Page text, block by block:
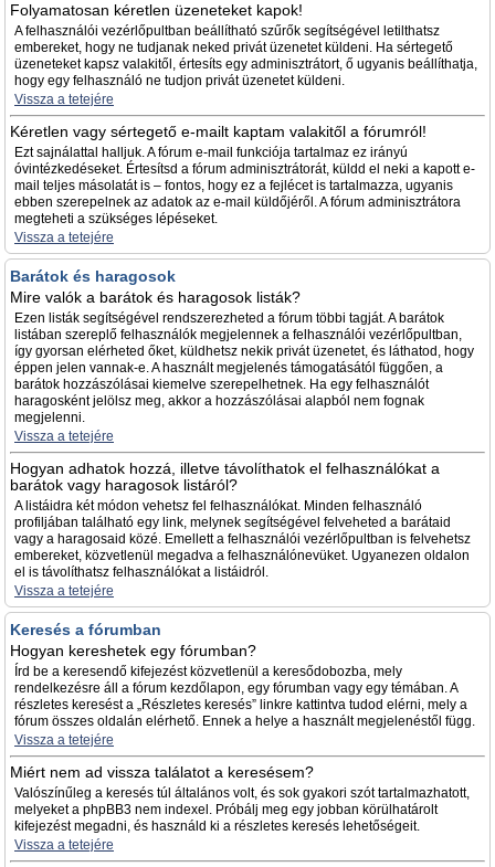
Folyamatosan kéretlen üzeneteket kapok!
A felhasználói vezérlőpultban beállítható szűrők segítségével letilthatsz
embereket, hogy ne tudjanak neked privát üzenetet küldeni. Ha sértegető
üzeneteket kapsz valakitől, értesíts egy adminisztrátort, ő ugyanis beállíthatja,
hogy egy felhasználó ne tudjon privát üzenetet küldeni.
Vissza a tetejére
Kéretlen vagy sértegető e-mailt kaptam valakitől a fórumról!
Ezt sajnálattal halljuk. A fórum e-mail funkciója tartalmaz ez irányú
óvintézkedéseket. Értesítsd a fórum adminisztrátorát, küldd el neki a kapott e-
mail teljes másolatát is – fontos, hogy ez a fejlécet is tartalmazza, ugyanis
ebben szerepelnek az adatok az e-mail küldőjéről. A fórum adminisztrátora
megteheti a szükséges lépéseket.
Vissza a tetejére
Barátok és haragosok
Mire valók a barátok és haragosok listák?
Ezen listák segítségével rendszerezheted a fórum többi tagját. A barátok
listában szereplő felhasználók megjelennek a felhasználói vezérlőpultban,
így gyorsan elérheted őket, küldhetsz nekik privát üzenetet, és láthatod, hogy
éppen jelen vannak-e. A használt megjelenés támogatásától függően, a
barátok hozzászólásai kiemelve szerepelhetnek. Ha egy felhasználót
haragosként jelölsz meg, akkor a hozzászólásai alapból nem fognak
megjelenni.
Vissza a tetejére
Hogyan adhatok hozzá, illetve távolíthatok el felhasználókat a
barátok vagy haragosok listáról?
A listáidra két módon vehetsz fel felhasználókat. Minden felhasználó
profiljában található egy link, melynek segítségével felveheted a barátaid
vagy a haragosaid közé. Emellett a felhasználói vezérlőpultban is felvehetsz
embereket, közvetlenül megadva a felhasználónevüket. Ugyanezen oldalon
el is távolíthatsz felhasználókat a listáidról.
Vissza a tetejére
Keresés a fórumban
Hogyan kereshetek egy fórumban?
Írd be a keresendő kifejezést közvetlenül a keresődobozba, mely
rendelkezésre áll a fórum kezdőlapon, egy fórumban vagy egy témában. A
részletes keresést a „Részletes keresés” linkre kattintva tudod elérni, mely a
fórum összes oldalán elérhető. Ennek a helye a használt megjelenéstől függ.
Vissza a tetejére
Miért nem ad vissza találatot a keresésem?
Valószínűleg a keresés túl általános volt, és sok gyakori szót tartalmazhatott,
melyeket a phpBB3 nem indexel. Próbálj meg egy jobban körülhatárolt
kifejezést megadni, és használd ki a részletes keresés lehetőségeit.
Vissza a tetejére